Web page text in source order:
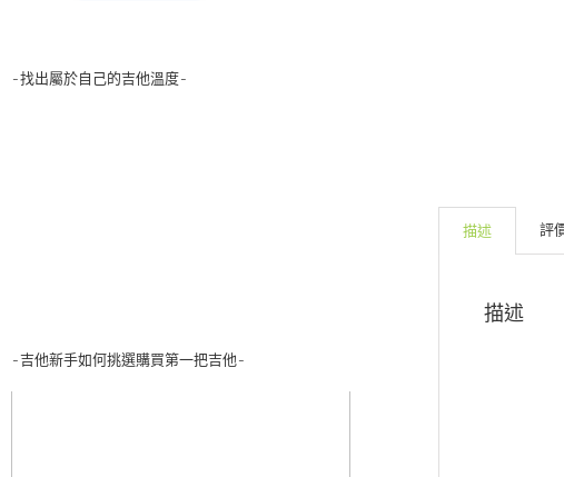
描述 評
描述
-找出屬於自己的吉他溫度-
-吉他新手如何挑選購買第一把吉他-